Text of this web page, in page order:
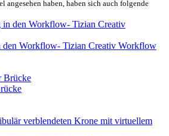
angesehen haben, haben sich auch folgende
Workflow- Tizian Creativ Workflow